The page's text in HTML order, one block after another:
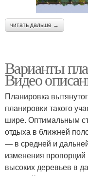
читать дальше →
Варианты
Видео
Планировка
планировки такого
шире. Оптимальным
отдыха в ближней
— в средней и
изменения
высоких деревьев в